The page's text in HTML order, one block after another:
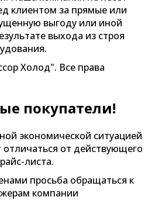
клиентом за прямые или
выгоду или иной
выхода из строя
Холод". Все права
покупатели!
экономической ситуацией
отличаться от действующего
листа.
просьба обращаться к
компании